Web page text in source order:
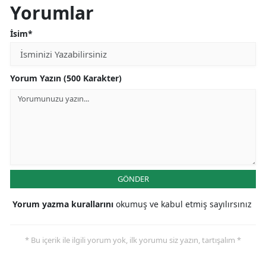
Yorumlar
İsim*
Yorum Yazın (500 Karakter)
GÖNDER
Yorum yazma kurallarını okumuş ve kabul etmiş sayılırsınız
* Bu içerik ile ilgili yorum yok, ilk yorumu siz yazın, tartışalım *